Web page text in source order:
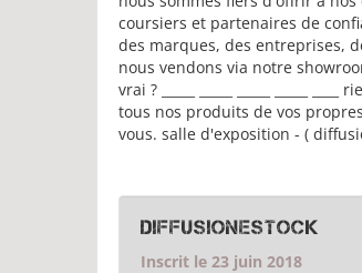
coursiers et partenaires de
des marques, des entreprises,
nous vendons via notre
vrai ? _____ _____ _____ _____
tous nos produits de vos
vous. salle d'exposition - (
DiffusioneStock
Inscrit le 23 juin 2018